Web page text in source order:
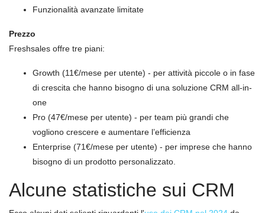
Funzionalità avanzate limitate
Prezzo
Freshsales offre tre piani:
Growth (11€/mese per utente) - per attività piccole o in fase
di crescita che hanno bisogno di una soluzione CRM all-in-
one
Pro (47€/mese per utente) - per team più grandi che
vogliono crescere e aumentare l’efficienza
Enterprise (71€/mese per utente) - per imprese che hanno
bisogno di un prodotto personalizzato.
Alcune statistiche sui CRM